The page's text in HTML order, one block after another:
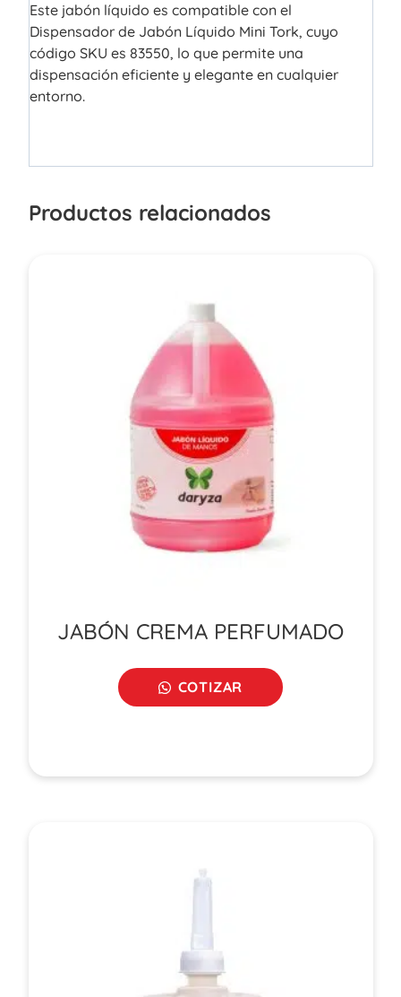
Este jabón líquido es compatible con el
Dispensador de Jabón Líquido Mini Tork, cuyo
código SKU es 83550, lo que permite una
dispensación eficiente y elegante en cualquier
entorno.
Productos relacionados
JABÓN CREMA PERFUMADO
COTIZAR